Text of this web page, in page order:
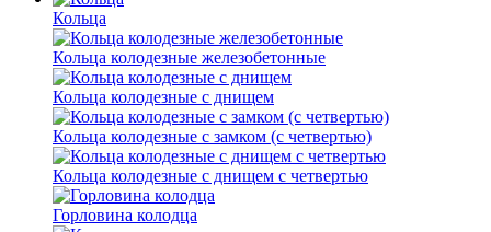
Кольца
Кольца колодезные железобетонные
Кольца колодезные с днищем
Кольца колодезные с замком (с четвертью)
Кольца колодезные с днищем с четвертью
Горловина колодца